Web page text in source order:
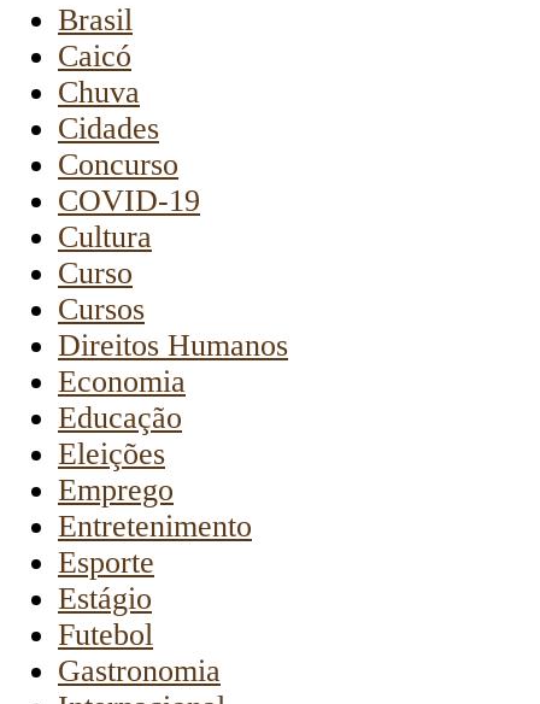
Brasil
Caicó
Chuva
Cidades
Concurso
COVID-19
Cultura
Curso
Cursos
Direitos Humanos
Economia
Educação
Eleições
Emprego
Entretenimento
Esporte
Estágio
Futebol
Gastronomia